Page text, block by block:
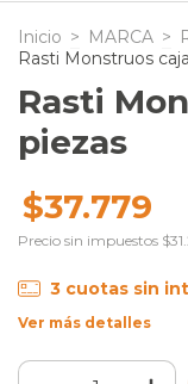
Inicio > MARCA >
Rasti Monstruos
Rasti
piezas
$37.779
Precio sin impuestos
3 cuotas sin
Ver más detalles